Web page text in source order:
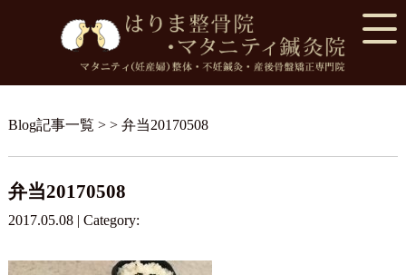
Blog記事一覧 > > 弁当20170508
弁当20170508
2017.05.08 | Category: